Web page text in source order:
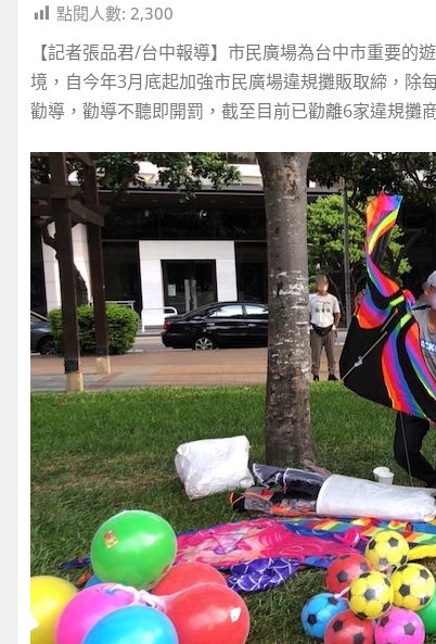
點閱人數: 2,300
【記者張品君/台中報導】市民廣場為台中市重要
境，自今年3月底起加強市民廣場違規攤販取締，除
勸導，勸導不聽即開罰，截至目前已勸離6家違規攤